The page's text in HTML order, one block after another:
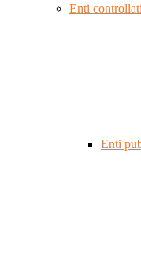
Enti controllati
Enti